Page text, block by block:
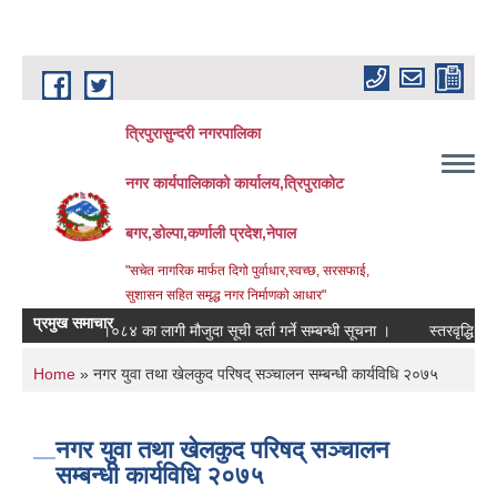
Skip to main content
त्रिपुरासुन्दरी नगरपालिका
नगर कार्यपालिकाको कार्यालय,त्रिपुराकोट
बगर,डोल्पा,कर्णाली प्रदेश,नेपाल
"सचेत नागरिक मार्फत दिगो पुर्वाधार,स्वच्छ, सरसफाई,
सुशासन सहित समृद्ध नगर निर्माणको आधार"
प्रमुख समाचार
२०८३।०८४ का लागी मौजुदा सूची दर्ता गर्ने सम्बन्धी सूचना । स्तरवृद्धि गरिएको
You are here
Home » नगर युवा तथा खेलकुद परिषद् सञ्चालन सम्बन्धी कार्यविधि २०७५
नगर युवा तथा खेलकुद परिषद् सञ्चालन
सम्बन्धी कार्यविधि २०७५